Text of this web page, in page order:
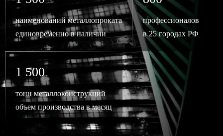
наименований металлопроката
единовременно в наличии
профессионалов
в 25 городах РФ
1 500
тонн металлоконструкций
объем производства в месяц